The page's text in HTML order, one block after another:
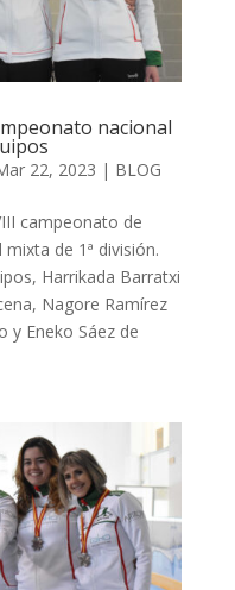
nacional
22, 2023 | BLOG
campeonato de
de 1ª división.
Harrikada Barratxi
Nagore Ramírez
y Eneko Sáez de